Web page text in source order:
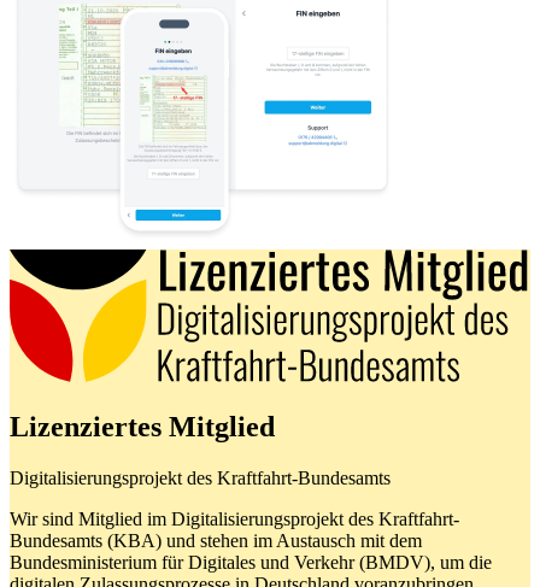
Lizenziertes Mitglied
Digitalisierungsprojekt des Kraftfahrt-Bundesamts
Wir sind Mitglied im Digitalisierungsprojekt des Kraftfahrt-
Bundesamts (KBA) und stehen im Austausch mit dem
Bundesministerium für Digitales und Verkehr (BMDV), um die